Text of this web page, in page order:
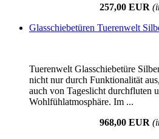
257,00 EUR
Glasschiebetüren Tuerenwelt
Tuerenwelt Glasschiebetüre
nicht nur durch Funktionalität
auch von Tageslicht durchfluten
Wohlfühlatmosphäre. Im ...
968,00 EUR